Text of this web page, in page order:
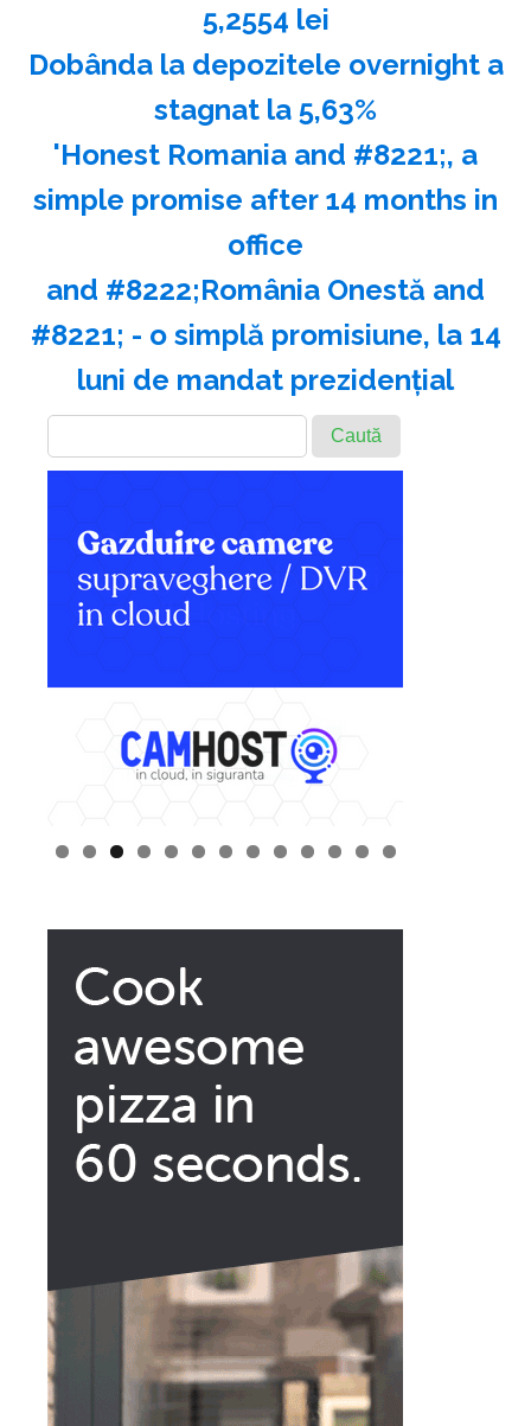
5,2554 lei
Dobânda la depozitele overnight a
stagnat la 5,63%
'Honest Romania and #8221;, a
simple promise after 14 months in
office
and #8222;România Onestă and
#8221; - o simplă promisiune, la 14
luni de mandat prezidenţial